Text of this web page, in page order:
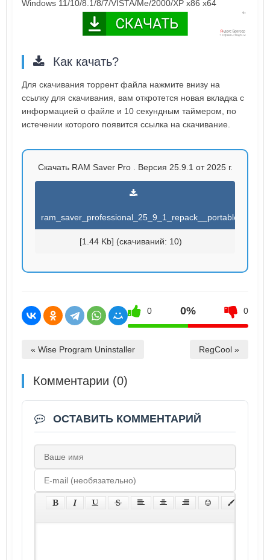
Windows 11/10/8.1/8/7/VISTA/Me/2000/XP x86 x64
Как качать?
Для скачивания торрент файла нажмите внизу на
ссылку для скачивания, вам откротется новая вкладка с
информацией о файле и 10 секундным таймером, по
истечении которого появится ссылка на скачивание.
Скачать RAM Saver Pro . Версия 25.9.1 от 2025 г.
[1.44 Kb] (cкачиваний: 10)
0 0% 0
« Wise Program Uninstaller RegCool »
Комментарии (0)
ОСТАВИТЬ КОММЕНТАРИЙ